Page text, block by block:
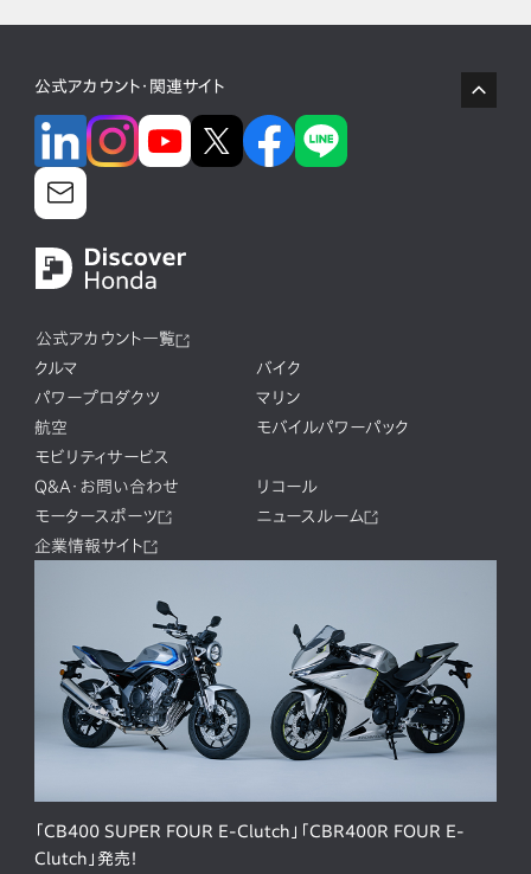
公式アカウント・関連サイト
公式アカウント一覧
クルマ
バイク
パワープロダクツ
マリン
航空
モバイルパワーパック
モビリティサービス
Q&A・お問い合わせ
リコール
モータースポーツ
ニュースルーム
企業情報サイト
「CB400 SUPER FOUR E-Clutch」「CBR400R FOUR E-
Clutch」発売！